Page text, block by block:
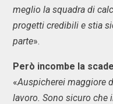
meglio la squadra di
progetti credibili e stia
parte».
Però incombe la
«Auspicherei maggiore
lavoro. Sono sicuro che